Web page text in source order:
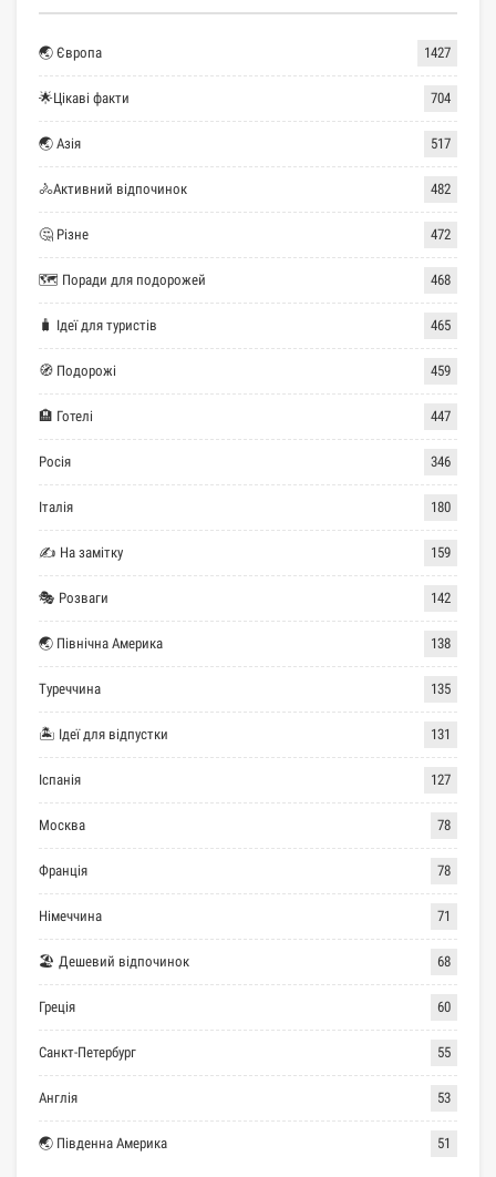
🌏 Європа 1427
🌟Цікаві факти 704
🌏 Азія 517
🚴Активний відпочинок 482
🤔 Різне 472
🗺 Поради для подорожей 468
🧳 Ідеї для туристів 465
🧭 Подорожі 459
🏨 Готелі 447
Росія 346
Італія 180
✍ На замітку 159
🎭 Розваги 142
🌏 Північна Америка 138
Туреччина 135
🏝 Ідеї для відпустки 131
Іспанія 127
Москва 78
Франція 78
Німеччина 71
🏖 Дешевий відпочинок 68
Греція 60
Санкт-Петербург 55
Англія 53
🌏 Південна Америка 51